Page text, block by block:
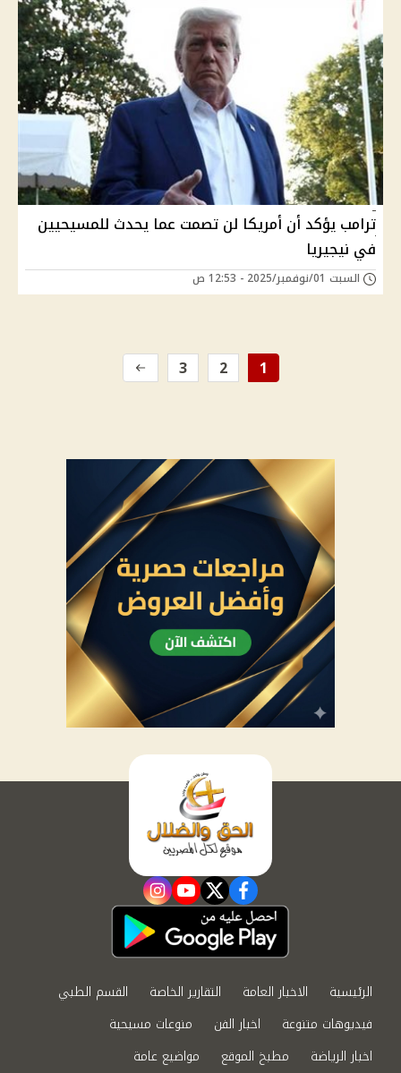
ترامب يؤكد أن أمريكا لن تصمت عما يحدث للمسيحيين
في نيجيريا
السبت 01/نوفمبر/2025 - 12:53 ص
1
2
3
facebook
twitter
youtube
instagram
الرئيسية الاخبار العامة التقارير الخاصة
القسم الطبي
فيديوهات متنوعة
اخبار الفن
منوعات مسيحية
اخبار الرياضة
مطبخ الموقع مواضيع عامة